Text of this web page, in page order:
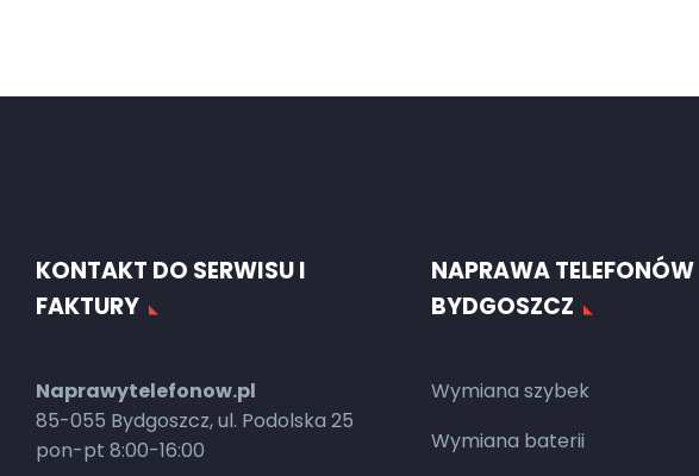
KONTAKT DO SERWISU I
FAKTURY
Naprawytelefonow.pl
85-055 Bydgoszcz, ul. Podolska 25
pon-pt 8:00-16:00
NAPRAWA TELEFONÓW
BYDGOSZCZ
Wymiana szybek
Wymiana baterii